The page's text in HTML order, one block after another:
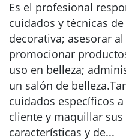
Es el profesional
cuidados y técnicas
decorativa; asesorar
promocionar
uso en belleza;
un salón de
cuidados específicos
cliente y maquillar
características y de...